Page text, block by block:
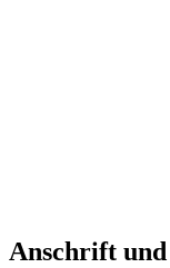
Anschrift